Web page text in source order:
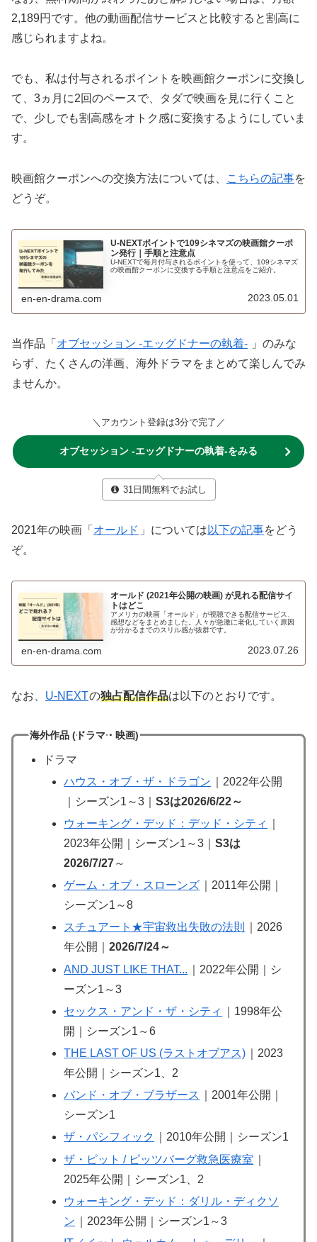
2,189円です。他の動画配信サービスと比較すると割高に
感じられますよね。
でも、私は付与されるポイントを映画館クーポンに交換し
て、3ヵ月に2回のペースで、タダで映画を見に行くこと
で、少しでも割高感をオトク感に変換するようにしていま
す。
映画館クーポンへの交換方法については、 こちらの記事を
どうぞ。
U-NEXTポイントで109シネマズの映画館クーポ
ン発行｜手順と注意点
U-NEXTで毎月付与されるポイントを使って、109シネマズ
の映画館クーポンに交換する手順と注意点をご紹介。
en-en-drama.com 2023.05.01
当作品「 オブセッション -エッグドナーの執着- 」のみな
らず、たくさんの洋画、海外ドラマをまとめて楽しんでみ
ませんか。
＼アカウント登録は3分で完了／
オブセッション -エッグドナーの執着-をみる
31日間無料でお試し
2021年の映画「 オールド 」については 以下の記事をどう
ぞ。
オールド (2021年公開の映画) が見れる配信サイ
トはどこ
アメリカの映画「オールド」が視聴できる配信サービス、
感想などをまとめました。人々が急激に老化していく原因
が分かるまでのスリル感が抜群です。
en-en-drama.com 2023.07.26
なお、 U-NEXTの独占配信作品は以下のとおりです。
海外作品 (ドラマ・映画)
ドラマ
ハウス・オブ・ザ・ドラゴン
｜2022年公開
｜シーズン1～3｜S3は2026/6/22～
ウォーキング・デッド：デッド・シティ
2023年公開｜シーズン1～3｜S3は
2026/7/27～
ゲーム・オブ・スローンズ ｜2011年公開｜
シーズン1～8
スチュアート★宇宙救出失敗の法則
｜2026
年公開｜2026/7/24～
AND JUST LIKE THAT...
｜2022年公開｜シ
ーズン1～3
セックス・アンド・ザ・シティ
｜1998年公
開｜シーズン1～6
THE LAST OF US (ラストオブアス) ｜2023
年公開｜シーズン1、2
バンド・オブ・ブラザース
｜2001年公開｜
シーズン1
ザ・パシフィック
｜2010年公開｜シーズン1
ザ・ピット / ピッツバーグ救急医療室
2025年公開｜シーズン1、2
ウォーキング・デッド：ダリル・ディクソ
ン
｜2023年公開｜シーズン1～3